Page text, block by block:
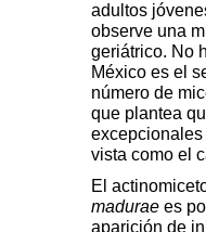
adultos
observe una
geriátrico. No
México es el
número de
que plantea
vista como el
El
madurae es
aparición de